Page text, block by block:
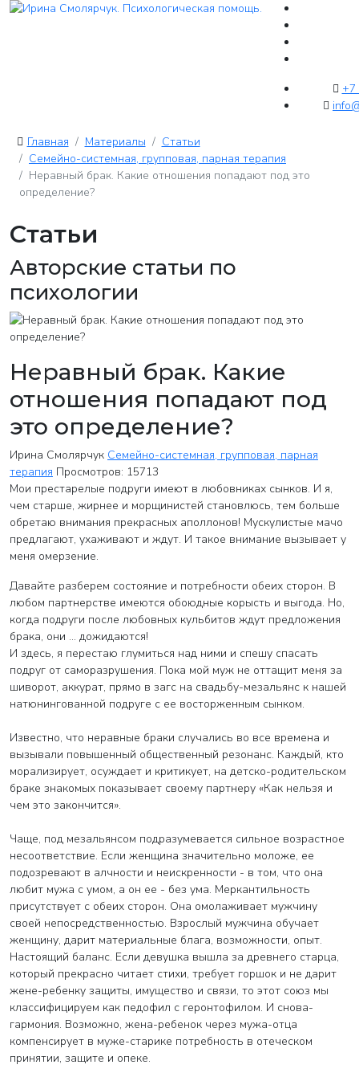
+7
Главная Материалы
Статьи
Семейно-системная, групповая, парная терапия
Неравный брак. Какие отношения попадают под это
определение?
Статьи
Авторские статьи по
психологии
Неравный брак. Какие
отношения попадают под
это определение?
Ирина Смолярчук Семейно-системная, групповая, парная
терапия Просмотров: 15713
Мои престарелые подруги имеют в любовниках сынков. И я,
чем старше, жирнее и морщинистей становлюсь, тем больше
обретаю внимания прекрасных аполлонов! Мускулистые мачо
предлагают, ухаживают и ждут. И такое внимание вызывает у
меня омерзение.
Давайте разберем состояние и потребности обеих сторон. В
любом партнерстве имеются обоюдные корысть и выгода. Но,
когда подруги после любовных кульбитов ждут предложения
брака, они … дожидаются!
И здесь, я перестаю глумиться над ними и спешу спасать
подруг от саморазрушения. Пока мой муж не оттащит меня за
шиворот, аккурат, прямо в загс на свадьбу-мезальянс к нашей
натюнингованной подруге с ее восторженным сынком.
Известно, что неравные браки случались во все времена и
вызывали повышенный общественный резонанс. Каждый, кто
морализирует, осуждает и критикует, на детско-родительском
браке знакомых показывает своему партнеру «Как нельзя и
чем это закончится».
Чаще, под мезальянсом подразумевается сильное возрастное
несоответствие. Если женщина значительно моложе, ее
подозревают в алчности и неискренности - в том, что она
любит мужа с умом, а он ее - без ума. Меркантильность
присутствует с обеих сторон. Она омолаживает мужчину
своей непосредственностью. Взрослый мужчина обучает
женщину, дарит материальные блага, возможности, опыт.
Настоящий баланс. Если девушка вышла за древнего старца,
который прекрасно читает стихи, требует горшок и не дарит
жене-ребенку защиты, имущество и связи, то этот союз мы
классифицируем как педофил с геронтофилом. И снова-
гармония. Возможно, жена-ребенок через мужа-отца
компенсирует в муже-старике потребность в отеческом
принятии, защите и опеке.